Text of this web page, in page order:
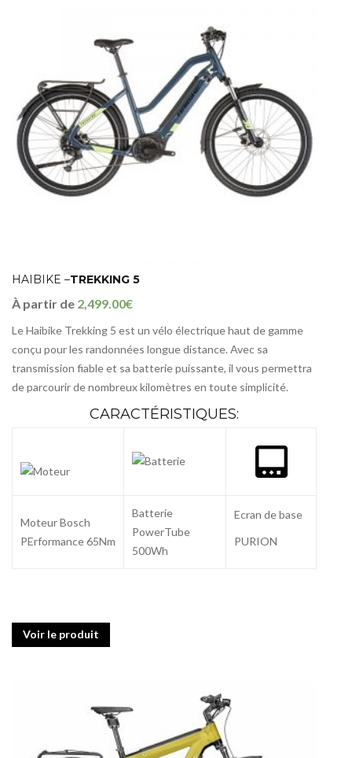
HAIBIKE –TREKKING 5
À partir de 2,499.00€
Le Haibike Trekking 5 est un vélo électrique haut de gamme
conçu pour les randonnées longue distance. Avec sa
transmission fiable et sa batterie puissante, il vous permettra
de parcourir de nombreux kilomètres en toute simplicité.
CARACTÉRISTIQUES:
Moteur Bosch
PErformance 65Nm
Batterie
PowerTube
500Wh
Ecran de base
PURION
Voir le produit